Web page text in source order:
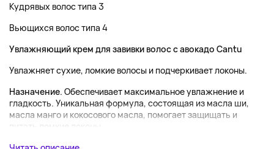
Кудрявых волос типа 3
Вьющихся волос типа 4
Увлажняющий крем для завивки волос с авокадо Cantu
Увлажняет сухие, ломкие волосы и подчеркивает локоны.
Назначение. Обеспечивает максимальное увлажнение и
гладкость. Уникальная формула, состоящая из масла ши,
масла манго и кокосового масла, помогает защищать и
питать ломкие локоны....